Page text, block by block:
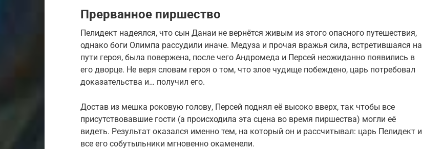
Прерванное пиршество
Пелидект надеялся, что сын Данаи не вернётся живым из этого опасного путешествия,
однако боги Олимпа рассудили иначе. Медуза и прочая вражья сила, встретившаяся на
пути героя, была повержена, после чего Андромеда и Персей неожиданно появились в
его дворце. Не веря словам героя о том, что злое чудище побеждено, царь потребовал
доказательства и… получил его.
Достав из мешка роковую голову, Персей поднял её высоко вверх, так чтобы все
присутствовавшие гости (а происходила эта сцена во время пиршества) могли её
видеть. Результат оказался именно тем, на который он и рассчитывал: царь Пелидект и
все его собутыльники мгновенно окаменели.